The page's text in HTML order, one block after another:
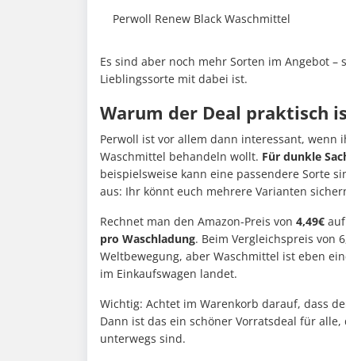
Perwoll Renew Black Waschmittel
Es sind aber noch mehr Sorten im Angebot
Lieblingssorte mit dabei ist.
Warum der Deal praktisch
Perwoll ist vor allem dann interessant, wenn
Waschmittel behandeln wollt. Für dunkle
beispielsweise kann eine passendere Sorte
aus: Ihr könnt euch mehrere Varianten
Rechnet man den Amazon-Preis von 4,49€
pro Waschladung. Beim Vergleichspreis von
Weltbewegung, aber Waschmittel ist eben
im Einkaufswagen landet.
Wichtig: Achtet im Warenkorb darauf, dass
Dann ist das ein schöner Vorratsdeal für
unterwegs sind.